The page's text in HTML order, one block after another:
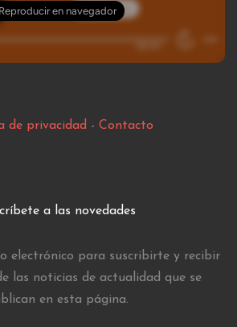
de privacidad - Contacto
a las novedades
electrónico para suscribirte y recibir
las noticias de actualidad que se
en esta página.